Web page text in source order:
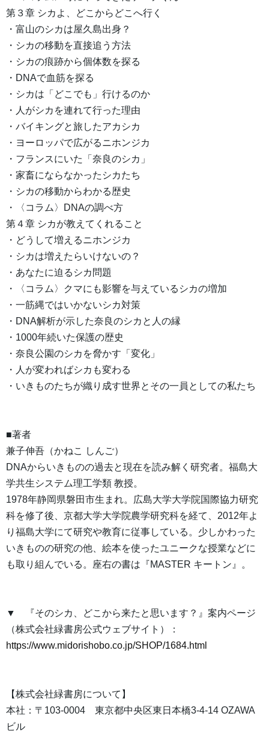
第３章 シカよ、どこからどこへ行く
・富山のシカは屋久島出身？
・シカの移動を直接追う方法
・シカの痕跡から個体数を探る
・DNAで血筋を探る
・シカは「どこでも」行けるのか
・人がシカを連れて行った理由
・バイキングと旅したアカシカ
・ヨーロッパで広がるニホンジカ
・フランスにいた「奈良のシカ」
・家畜にならなかったシカたち
・シカの移動からわかる歴史
・〈コラム〉DNAの調べ方
第４章 シカが教えてくれること
・どうして増えるニホンジカ
・シカは増えたらいけないの？
・あなたに迫るシカ問題
・〈コラム〉クマにも影響を与えているシカの増加
・一筋縄ではいかないシカ対策
・DNA解析が示した奈良のシカと人の縁
・1000年続いた保護の歴史
・奈良公園のシカを脅かす「変化」
・人が変わればシカも変わる
・いきものたちが織り成す世界とその一員としての私たち
■著者
兼子伸吾（かねこ しんご）
DNAからいきものの過去と現在を読み解く研究者。福島大
学共生システム理工学類 教授。
1978年静岡県磐田市生まれ。広島大学大学院国際協力研究
科を修了後、京都大学大学院農学研究科を経て、2012年よ
り福島大学にて研究や教育に従事している。少しかわった
いきものの研究の他、絵本を使ったユニークな授業などに
も取り組んでいる。座右の書は『MASTER キートン』。
▼ 『そのシカ、どこから来たと思います？』案内ページ
（株式会社緑書房公式ウェブサイト）：
https://www.midorishobo.co.jp/SHOP/1684.html
【株式会社緑書房について】
本社：〒103-0004 東京都中央区東日本橋3-4-14 OZAWA
ビル